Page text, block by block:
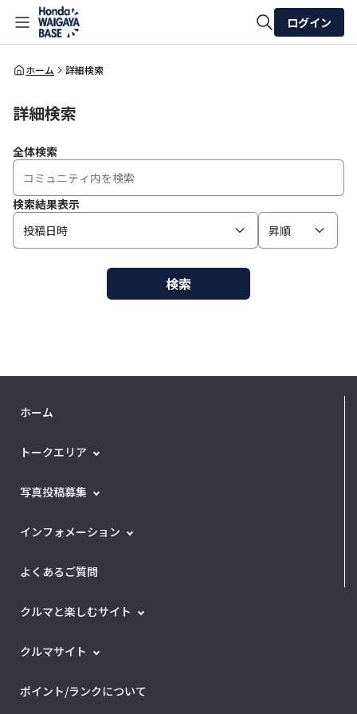
全体検索
ログイン
ホーム 詳細検索
詳細検索
全体検索
検索結果表示
投稿日時
昇順
検索
ホーム
トークエリア
写真投稿募集
インフォメーション
よくあるご質問
クルマと楽しむサイト
クルマサイト
ポイント/ランクについて